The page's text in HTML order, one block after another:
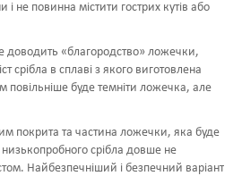
не повинна містити гострих кутів або
доводить «благородство» ложечки,
срібла в сплаві з якого виготовлена
буде темніти ложечка, але
покрита та частина ложечки, яка буде
срібла довше не
Найбезпечніший і безпечний варіант